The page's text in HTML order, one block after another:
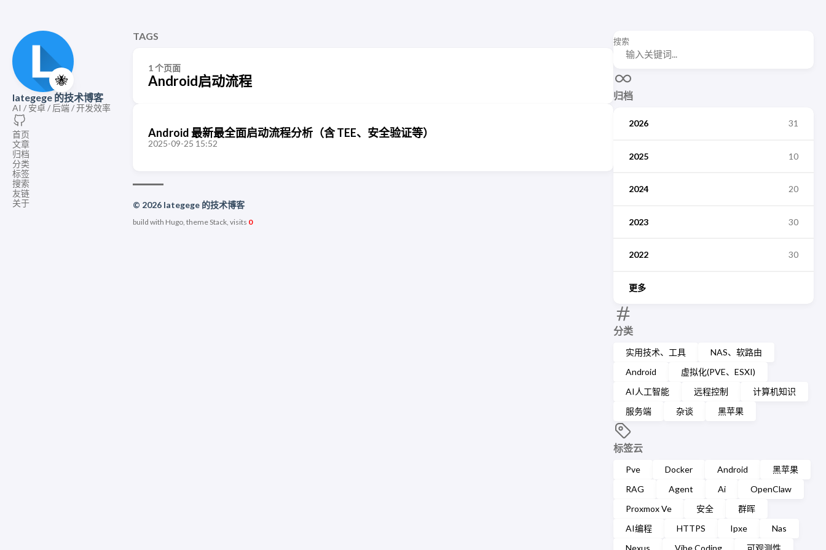
🐝
lategege 的技术博客
AI / 安卓 / 后端 / 开发效率
首页
文章
归档
分类
标签
搜索
友链
关于
搜索
归档
2026 31
2025 10
2024 20
2023 30
2022 30
更多
分类
实用技术、工具
NAS、软路由
Android
虚拟化(PVE、ESXI)
AI人工智能
远程控制
计算机知识
服务端
杂谈 黑苹果
标签云
Pve Docker Android
黑苹果
RAG
Agent Ai
OpenClaw
Proxmox Ve
安全
群晖
AI编程
HTTPS Ipxe
Nas
Nexus
Vibe Coding 可观测性
TAGS
1 个页面
Android启动流程
Android 最新最全面启动流程分析（含 TEE、安全验证等）
2025-09-25 15:52
© 2026 lategege 的技术博客
build with Hugo, theme Stack, visits 0